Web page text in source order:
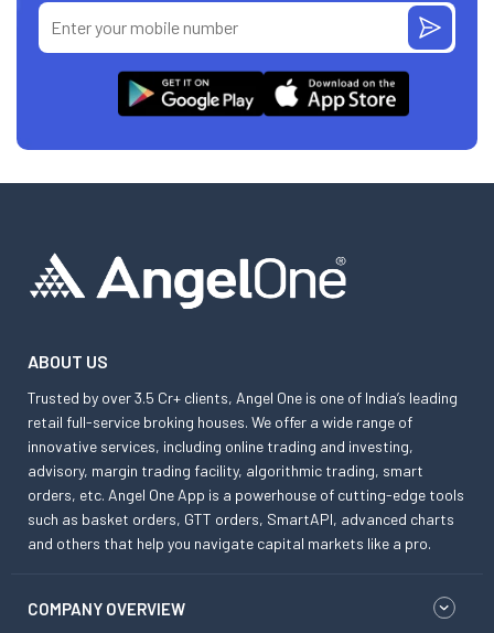
ABOUT US
Trusted by over 3.5 Cr+ clients, Angel One is one of India’s leading
retail full-service broking houses. We offer a wide range of
innovative services, including online trading and investing,
advisory, margin trading facility, algorithmic trading, smart
orders, etc. Angel One App is a powerhouse of cutting-edge tools
such as basket orders, GTT orders, SmartAPI, advanced charts
and others that help you navigate capital markets like a pro.
COMPANY OVERVIEW